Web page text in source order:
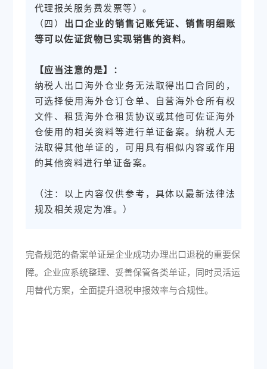
代理报关服务费发票等）。
（四） 出口企业的销售记账凭证、销售明细账
等可以佐证货物已实现销售的资料。
【应当注意的是】：
纳税人出口海外仓业务无法取得出口合同的，
可选择使用海外仓订仓单、自营海外仓所有权
文件、租赁海外仓租赁协议或其他可佐证海外
仓使用的相关资料等进行单证备案。纳税人无
法取得其他单证的，可用具有相似内容或作用
的其他资料进行单证备案。
（注：以上内容仅供参考，具体以最新法律法
规及相关规定为准。）
完备规范的备案单证是企业成功办理出口退税的重要保
障。企业应系统整理、妥善保管各类单证，同时灵活运
用替代方案，全面提升退税申报效率与合规性。